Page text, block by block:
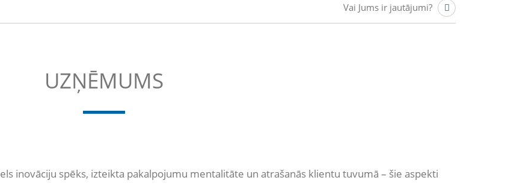
Vai Jums ir jautājumi?
UZŅĒMUMS
inovāciju spēks, izteikta pakalpojumu mentalitāte un atrašanās klientu tuvumā – šie aspekti